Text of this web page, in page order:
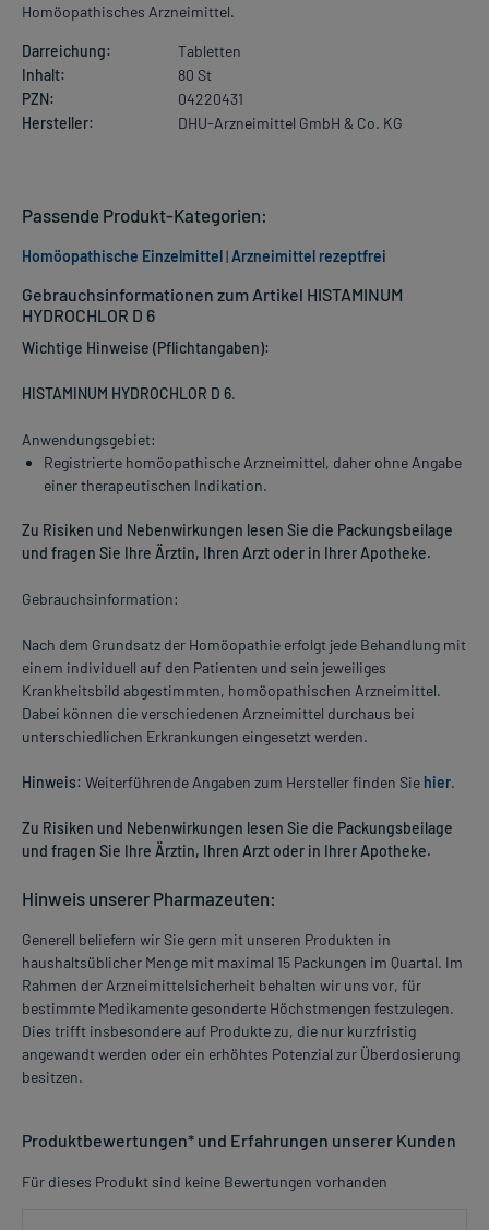
Homöopathisches Arzneimittel.
Darreichung:
Tabletten
Inhalt:
80 St
PZN:
04220431
Hersteller:
DHU-Arzneimittel GmbH & Co. KG
Gebrauchsinformationen zum Artikel HISTAMINUM
HYDROCHLOR D 6
Wichtige Hinweise (Pflichtangaben):
HISTAMINUM HYDROCHLOR D 6.
Anwendungsgebiet:
Registrierte homöopathische Arzneimittel, daher ohne Angabe
einer therapeutischen Indikation.
Zu Risiken und Nebenwirkungen lesen Sie die Packungsbeilage
und fragen Sie Ihre Ärztin, Ihren Arzt oder in Ihrer Apotheke.
Gebrauchsinformation:
Nach dem Grundsatz der Homöopathie erfolgt jede Behandlung mit
einem individuell auf den Patienten und sein jeweiliges
Krankheitsbild abgestimmten, homöopathischen Arzneimittel.
Dabei können die verschiedenen Arzneimittel durchaus bei
unterschiedlichen Erkrankungen eingesetzt werden.
Hinweis: Weiterführende Angaben zum Hersteller finden Sie hier.
Zu Risiken und Nebenwirkungen lesen Sie die Packungsbeilage
und fragen Sie Ihre Ärztin, Ihren Arzt oder in Ihrer Apotheke.
Hinweis unserer Pharmazeuten:
Generell beliefern wir Sie gern mit unseren Produkten in
haushaltsüblicher Menge mit maximal 15 Packungen im Quartal. Im
Rahmen der Arzneimittelsicherheit behalten wir uns vor, für
bestimmte Medikamente gesonderte Höchstmengen festzulegen.
Dies trifft insbesondere auf Produkte zu, die nur kurzfristig
angewandt werden oder ein erhöhtes Potenzial zur Überdosierung
besitzen.
Produktbewertungen* und Erfahrungen unserer Kunden
Für dieses Produkt sind keine Bewertungen vorhanden
Passende Produkt-Kategorien:
Homöopathische Einzelmittel |Arzneimittel rezeptfrei